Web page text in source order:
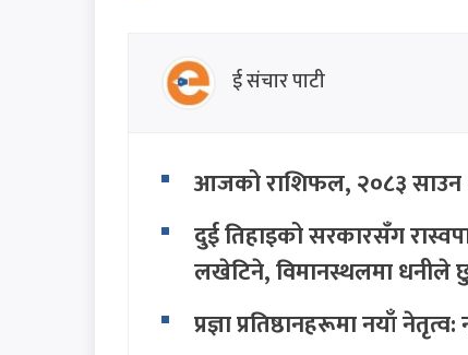
ई संचार पाटी
आजको राशिफल, २०८३ साउन
दुई तिहाइको सरकारसँग
लखेटिने, विमानस्थलमा धनीले
प्रज्ञा प्रतिष्ठानहरूमा नयाँ